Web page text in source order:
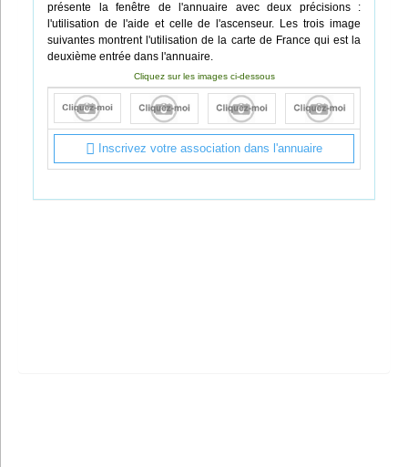
présente la fenêtre de l'annuaire avec deux précisions :
l'utilisation de l'aide et celle de l'ascenseur. Les trois image
suivantes montrent l'utilisation de la carte de France qui est la
deuxième entrée dans l'annuaire.
Cliquez sur les images ci-dessous
Inscrivez votre association dans l'annuaire